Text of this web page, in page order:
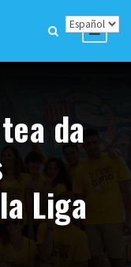
da
Liga